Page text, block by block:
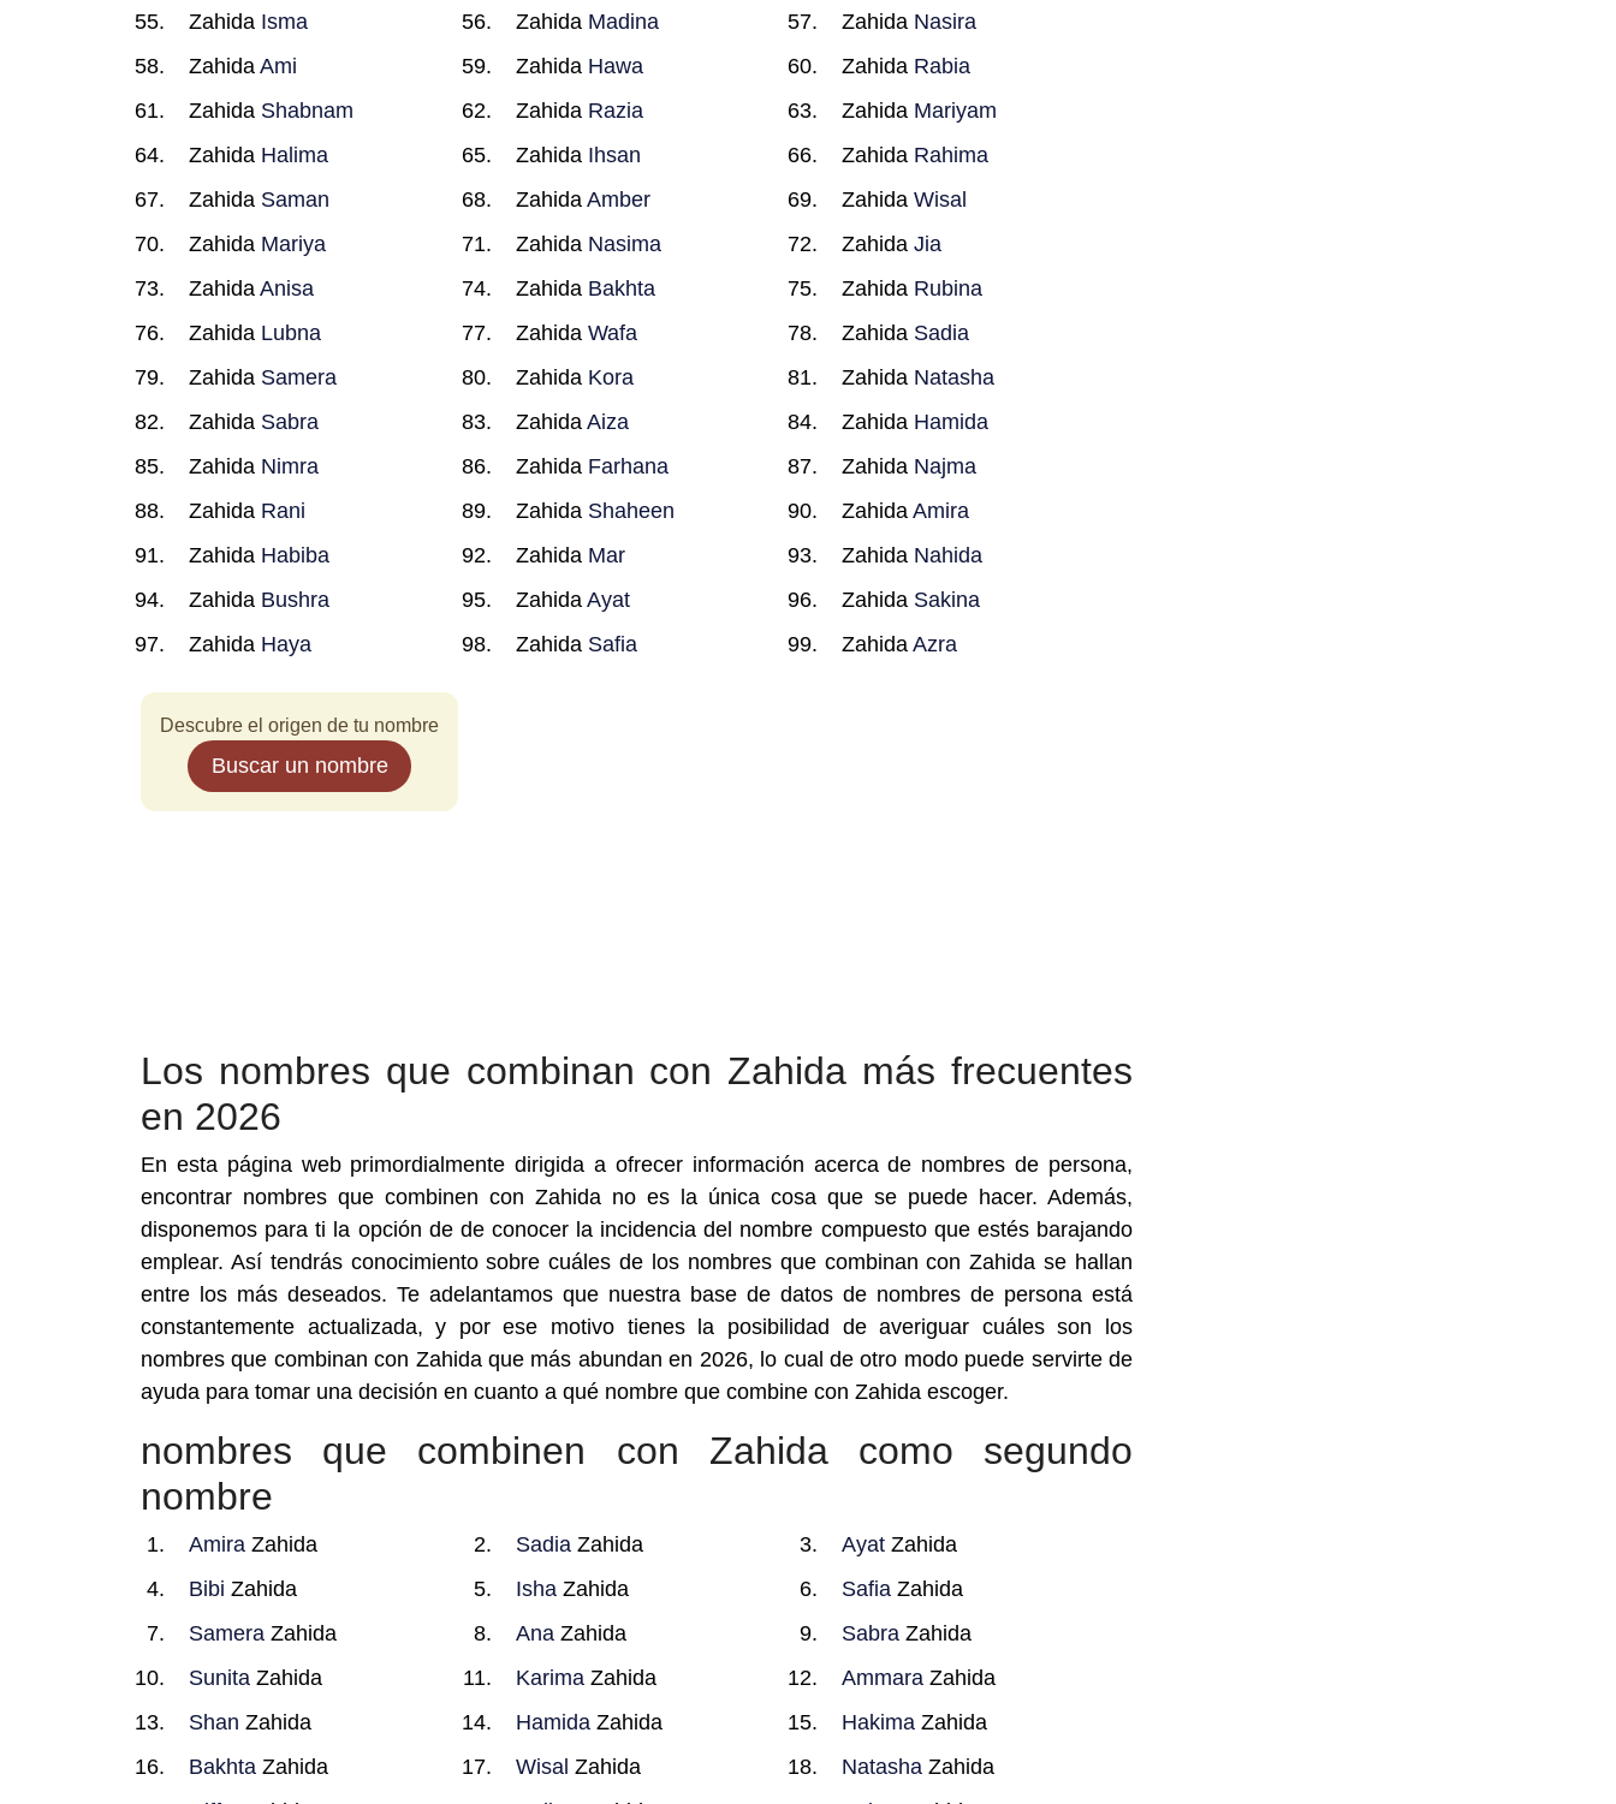
Zahida Isma Zahida Madina Zahida Nasira
Zahida Ami Zahida Hawa Zahida Rabia
Zahida Shabnam Zahida Razia Zahida Mariyam
Zahida Halima Zahida Ihsan Zahida Rahima
Zahida Saman Zahida Amber ZahidaWisal
Zahida Mariya Zahida Nasima ZahidaJia
Zahida Anisa Zahida Bakhta Zahida Rubina
Zahida Lubna Zahida Wafa Zahida Sadia
Zahida Samera Zahida Kora Zahida Natasha
Zahida Sabra Zahida Aiza Zahida Hamida
Zahida Nimra Zahida Farhana Zahida Najma
Zahida Rani Zahida Shaheen ZahidaAmira
Zahida Habiba Zahida Mar Zahida Nahida
Zahida Bushra Zahida Ayat Zahida Sakina
Zahida Haya Zahida Safia ZahidaAzra
Descubre el origen de tu nombre
Buscar un nombre
Los nombres que combinan con Zahida más frecuentes
en 2026
En esta página web primordialmente dirigida a ofrecer información acerca de nombres de persona,
encontrar nombres que combinen con Zahida no es la única cosa que se puede hacer. Además,
disponemos para ti la opción de de conocer la incidencia del nombre compuesto que estés barajando
emplear. Así tendrás conocimiento sobre cuáles de los nombres que combinan con Zahida se hallan
entre los más deseados. Te adelantamos que nuestra base de datos de nombres de persona está
constantemente actualizada, y por ese motivo tienes la posibilidad de averiguar cuáles son los
nombres que combinan con Zahida que más abundan en 2026, lo cual de otro modo puede servirte de
ayuda para tomar una decisión en cuanto a qué nombre que combine con Zahida escoger.
nombres que combinen con Zahida como segundo
nombre
Amira Zahida SadiaZahida Ayat Zahida
Bibi Zahida IshaZahida Safia Zahida
Samera Zahida AnaZahida Sabra Zahida
Sunita Zahida KarimaZahida Ammara Zahida
Shan Zahida HamidaZahida Hakima Zahida
Bakhta Zahida Wisal Zahida Natasha Zahida